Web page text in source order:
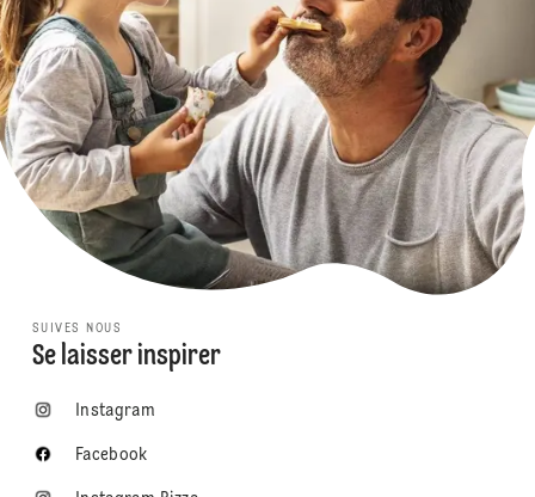
SUIVES NOUS
Se laisser inspirer
Instagram
Facebook